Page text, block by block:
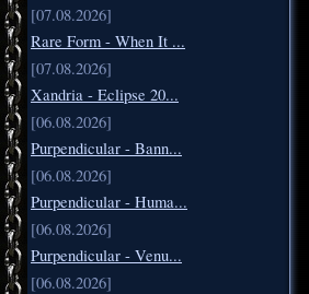
[07.08.2026]
Rare Form - When It ...
[07.08.2026]
Xandria - Eclipse 20...
[06.08.2026]
Purpendicular - Bann...
[06.08.2026]
Purpendicular - Huma...
[06.08.2026]
Purpendicular - Venu...
[06.08.2026]